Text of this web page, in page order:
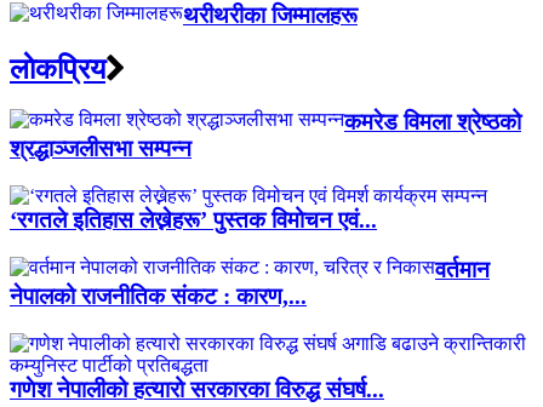
थरीथरीका जिम्मालहरू
लाेकप्रिय
कमरेड विमला श्रेष्ठको
श्रद्धाञ्जलीसभा सम्पन्न
‘रगतले इतिहास लेख्नेहरू’ पुस्तक विमोचन एवं...
वर्तमान
नेपालको राजनीतिक संकट : कारण,...
गणेश नेपालीको हत्यारो सरकारका विरुद्ध संघर्ष...